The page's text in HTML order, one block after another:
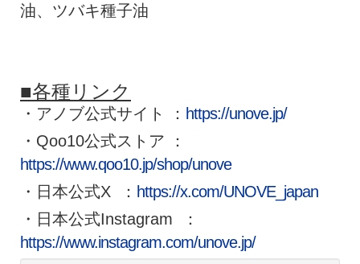
油、ツバキ種子油
■各種リンク
・アノブ公式サイト ： https://unove.jp/
・Qoo10公式ストア ：
https://www.qoo10.jp/shop/unove
・日本公式X ： https://x.com/UNOVE_japan
・日本公式Instagram ：
https://www.instagram.com/unove.jp/